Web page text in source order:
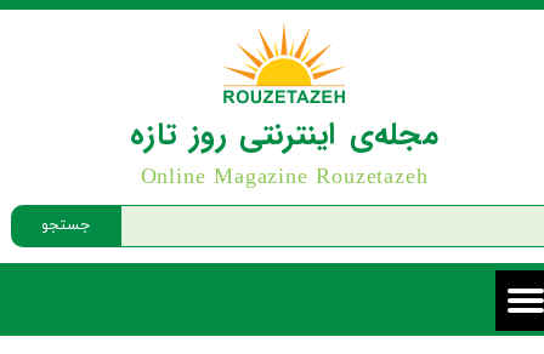
جستجو
مجله‌ی اینترنتی روز تازه
Online Magazine Rouzetazeh